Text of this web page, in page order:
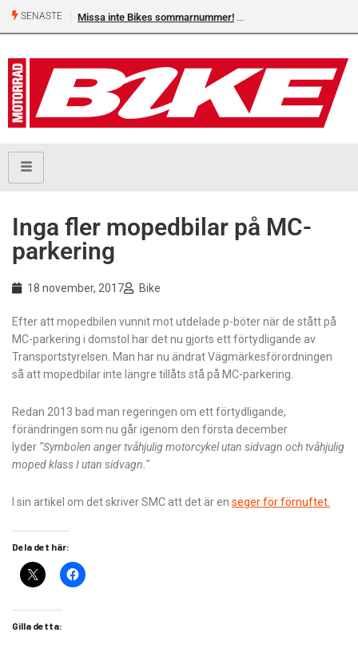
SENASTE Missa inte Bikes sommarnummer!
Inga fler mopedbilar på MC-
parkering
18 november, 2017 Bike
Efter att mopedbilen vunnit mot utdelade p-böter när de stått på
MC-parkering i domstol har det nu gjorts ett förtydligande av
Transportstyrelsen. Man har nu ändrat Vägmärkesförordningen
så att mopedbilar inte längre tillåts stå på MC-parkering.
Redan 2013 bad man regeringen om ett förtydligande,
förändringen som nu går igenom den första december
lyder ”Symbolen anger tvåhjulig motorcykel utan sidvagn och tvåhjulig
moped klass I utan sidvagn.”
I sin artikel om det skriver SMC att det är en seger för förnuftet.
Dela det här:
Gilla detta: